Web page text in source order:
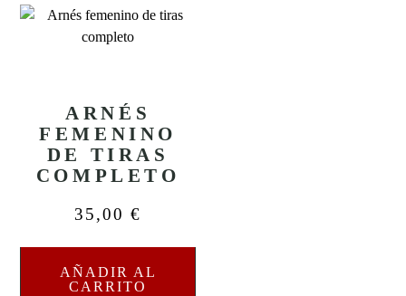
ARNÉS
FEMENINO
DE TIRAS
COMPLETO
35,00€
AÑADIR AL
CARRITO